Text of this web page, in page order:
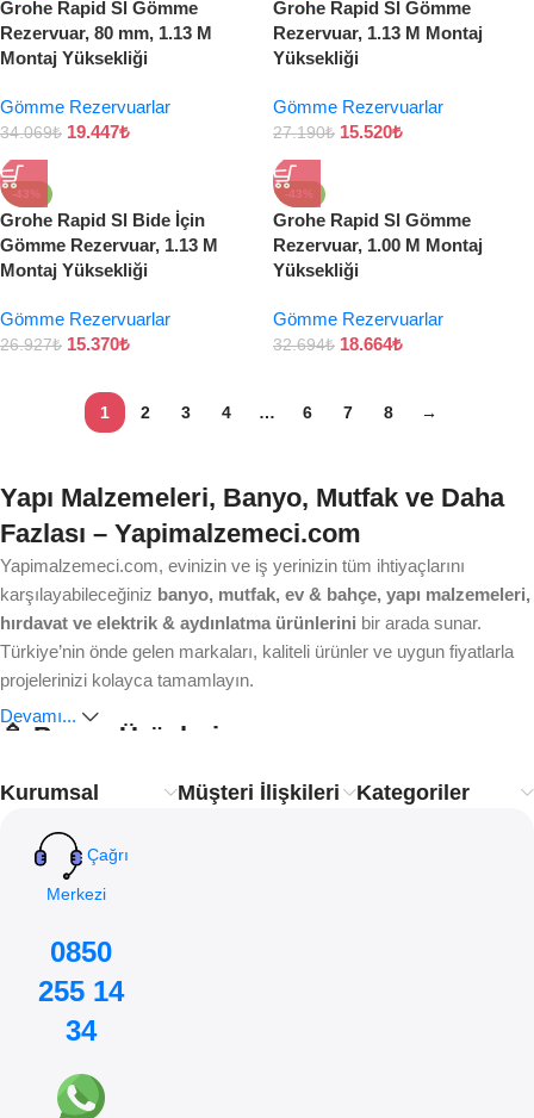
Grohe Rapid Sl Gömme
Rezervuar, 80 mm, 1.13 M
Montaj Yüksekliği
Gömme Rezervuarlar
34.069₺ 19.447₺
Grohe Rapid Sl Gömme
Rezervuar, 1.13 M Montaj
Yüksekliği
Gömme Rezervuarlar
27.190₺ 15.520₺
-43%
Grohe Rapid Sl Bide İçin
Gömme Rezervuar, 1.13 M
Montaj Yüksekliği
Gömme Rezervuarlar
26.927₺ 15.370₺
-43%
Grohe Rapid Sl Gömme
Rezervuar, 1.00 M Montaj
Yüksekliği
Gömme Rezervuarlar
32.694₺ 18.664₺
1 2 3 4 … 6 7 8 →
Yapı Malzemeleri, Banyo, Mutfak ve Daha
Fazlası – Yapimalzemeci.com
Yapimalzemeci.com, evinizin ve iş yerinizin tüm ihtiyaçlarını
karşılayabileceğiniz banyo, mutfak, ev & bahçe, yapı malzemeleri,
hırdavat ve elektrik & aydınlatma ürünlerini bir arada sunar.
Türkiye’nin önde gelen markaları, kaliteli ürünler ve uygun fiyatlarla
projelerinizi kolayca tamamlayın.
🚿 Banyo Ürünleri
Ankastre bataryalardan modern duş sistemlerine, lavabo ve
Estetik, dayanıklılık ve işlevsellik
🍴 Mutfak Ürünleri
Mutfakta hem pratik çözümler hem de şık tasarımlar arıyorsanız
doğru adrestesiniz. Eviye, mutfak bataryası ve aksesuar çeşitleriyle
mutfağınıza konfor katın.
🌿 Ev ve Bahçe
Devamı...
Kurumsal Müşteri İlişkileri Kategoriler
Çağrı
Merkezi
0850
255 14
34